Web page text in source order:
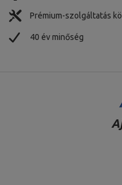
Prémium-szolgáltatás
40 év minőség